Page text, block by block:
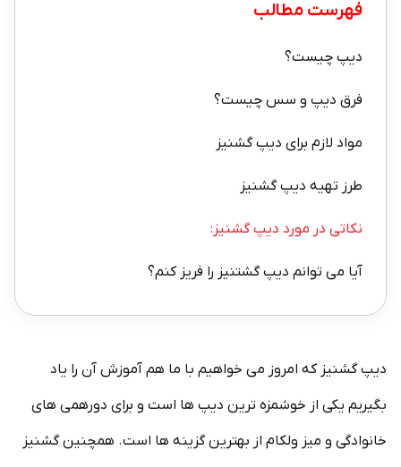
فهرست مطالب
دیپ چیست؟
فرق دیپ و سس چیست؟
مواد لازم برای دیپ گشنیز
طرز تهیه دیپ گشنیز
نکاتی در مورد دیپ گشنیز:
آیا می توانم دیپ گشتنیز را فریز کنم؟
دیپ گشنیز که امروز می خواهیم با ما هم آموزش آن را یاد
بگیریم یکی از خوشمزه ترین دیپ ها است و برای دورهمی های
خانوادگی و میز ولکام از بهترین گزینه ها است. همچنین گشنیز